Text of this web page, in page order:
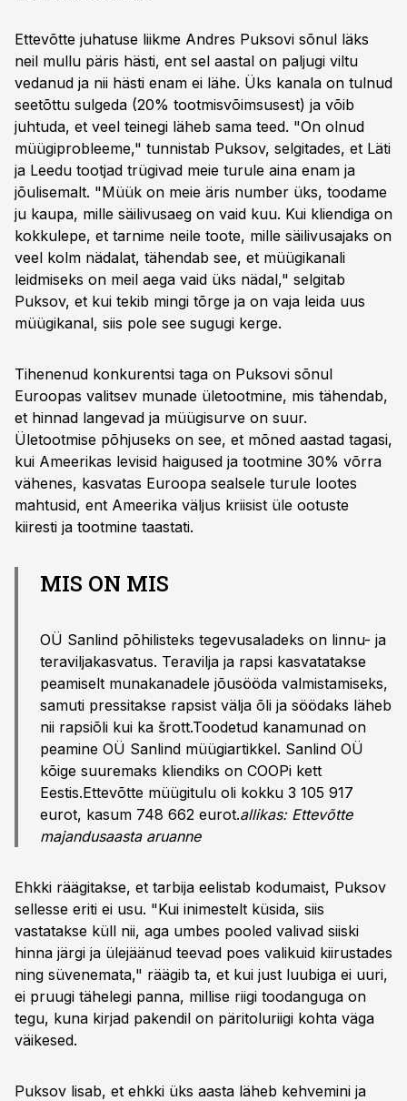
Ettevõtte juhatuse liikme Andres Puksovi sõnul läks
neil mullu päris hästi, ent sel aastal on paljugi viltu
vedanud ja nii hästi enam ei lähe. Üks kanala on tulnud
seetõttu sulgeda (20% tootmisvõimsusest) ja võib
juhtuda, et veel teinegi läheb sama teed. "On olnud
müügiprobleeme," tunnistab Puksov, selgitades, et Läti
ja Leedu tootjad trügivad meie turule aina enam ja
jõulisemalt. "Müük on meie äris number üks, toodame
ju kaupa, mille säilivusaeg on vaid kuu. Kui kliendiga on
kokkulepe, et tarnime neile toote, mille säilivusajaks on
veel kolm nädalat, tähendab see, et müügikanali
leidmiseks on meil aega vaid üks nädal," selgitab
Puksov, et kui tekib mingi tõrge ja on vaja leida uus
müügikanal, siis pole see sugugi kerge.
Tihenenud konkurentsi taga on Puksovi sõnul
Euroopas valitsev munade ületootmine, mis tähendab,
et hinnad langevad ja müügisurve on suur.
Ületootmise põhjuseks on see, et mõned aastad tagasi,
kui Ameerikas levisid haigused ja tootmine 30% võrra
vähenes, kasvatas Euroopa sealsele turule lootes
mahtusid, ent Ameerika väljus kriisist üle ootuste
kiiresti ja tootmine taastati.
MIS ON MIS
OÜ Sanlind põhilisteks tegevusaladeks on linnu- ja
teraviljakasvatus. Teravilja ja rapsi kasvatatakse
peamiselt munakanadele jõusööda valmistamiseks,
samuti pressitakse rapsist välja õli ja söödaks läheb
nii rapsiõli kui ka šrott.Toodetud kanamunad on
peamine OÜ Sanlind müügiartikkel. Sanlind OÜ
kõige suuremaks kliendiks on COOPi kett
Eestis.Ettevõtte müügitulu oli kokku 3 105 917
eurot, kasum 748 662 eurot.allikas: Ettevõtte
majandusaasta aruanne
Ehkki räägitakse, et tarbija eelistab kodumaist, Puksov
sellesse eriti ei usu. "Kui inimestelt küsida, siis
vastatakse küll nii, aga umbes pooled valivad siiski
hinna järgi ja ülejäänud teevad poes valikuid kiirustades
ning süvenemata," räägib ta, et kui just luubiga ei uuri,
ei pruugi tähelegi panna, millise riigi toodanguga on
tegu, kuna kirjad pakendil on päritoluriigi kohta väga
väikesed.
Puksov lisab, et ehkki üks aasta läheb kehvemini ja